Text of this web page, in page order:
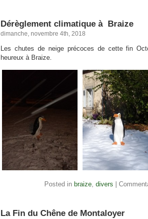
Dérèglement climatique à Braize
dimanche, novembre 4th, 2018
Les chutes de neige précoces de cette fin
heureux à Braize.
Posted in braize, divers
La Fin du Chêne de Montaloyer